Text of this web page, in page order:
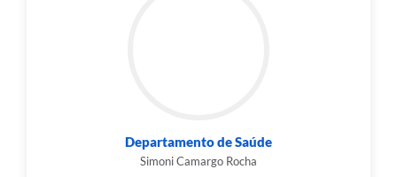
Departamento de Saúde
Simoni Camargo Rocha